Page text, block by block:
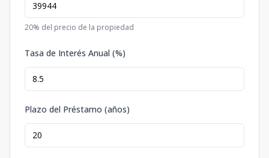
20% del precio de la propiedad
Tasa de Interés Anual (%)
Plazo del Préstamo (años)